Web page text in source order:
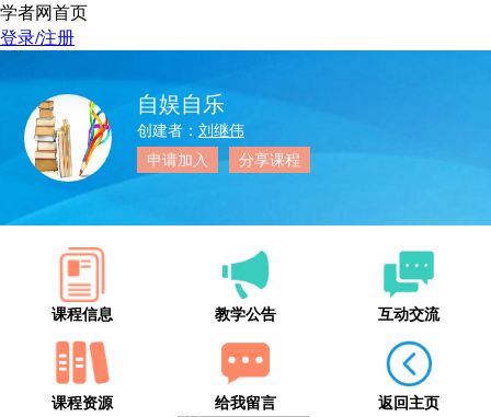
学者网首页
登录/注册
自娱自乐
创建者： 刘继伟
申请加入
分享课程
课程信息 教学公告 互动交流
课程资源 给我留言 返回主页